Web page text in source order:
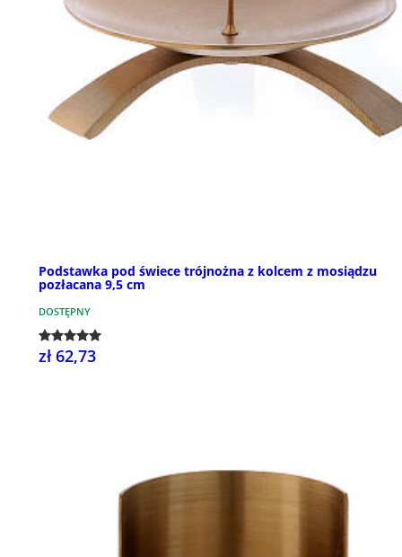
Podstawka pod świece trójnożna z kolcem z mosiądzu
pozłacana 9,5 cm
DOSTĘPNY
zł 62,73